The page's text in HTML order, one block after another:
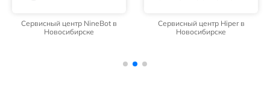
Сервисный центр NineBot в
Новосибирске
Сервисный центр Hiper в
Новосибирске